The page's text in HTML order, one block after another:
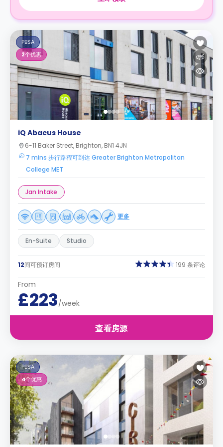
PBSA
2个优惠
iQ Abacus House
6-11 Baker Street, Brighton, BN1 4JN
7 mins 步行路程可到达 Greater Brighton Metropolitan
College MET
Jan Intake
更多
En-Suite Studio
12间可预订房间 199 条评论
From
£223/week
查看房源
PBSA
4个优惠